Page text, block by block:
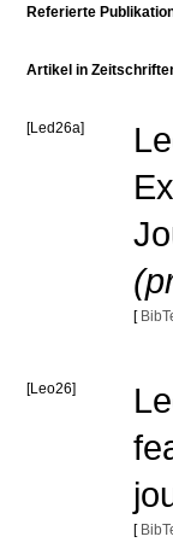
Referierte
Artikel in
[Led26a]
[
[Leo26]
[